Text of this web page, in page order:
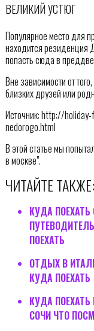
ВЕЛИКИЙ УСТЮГ
Популярное место для
находится резиденция
попасть сюда в
Вне зависимости от
близких друзей или
Источник: http://
nedorogo.html
В этой статье мы
в москве".
ЧИТАЙТЕ ТАКЖЕ:
КУДА
ПОЕХАТЬ
ОТДЫХ В
КУДА ПОЕХАТЬ
КУДА
СОЧИ ЧТО